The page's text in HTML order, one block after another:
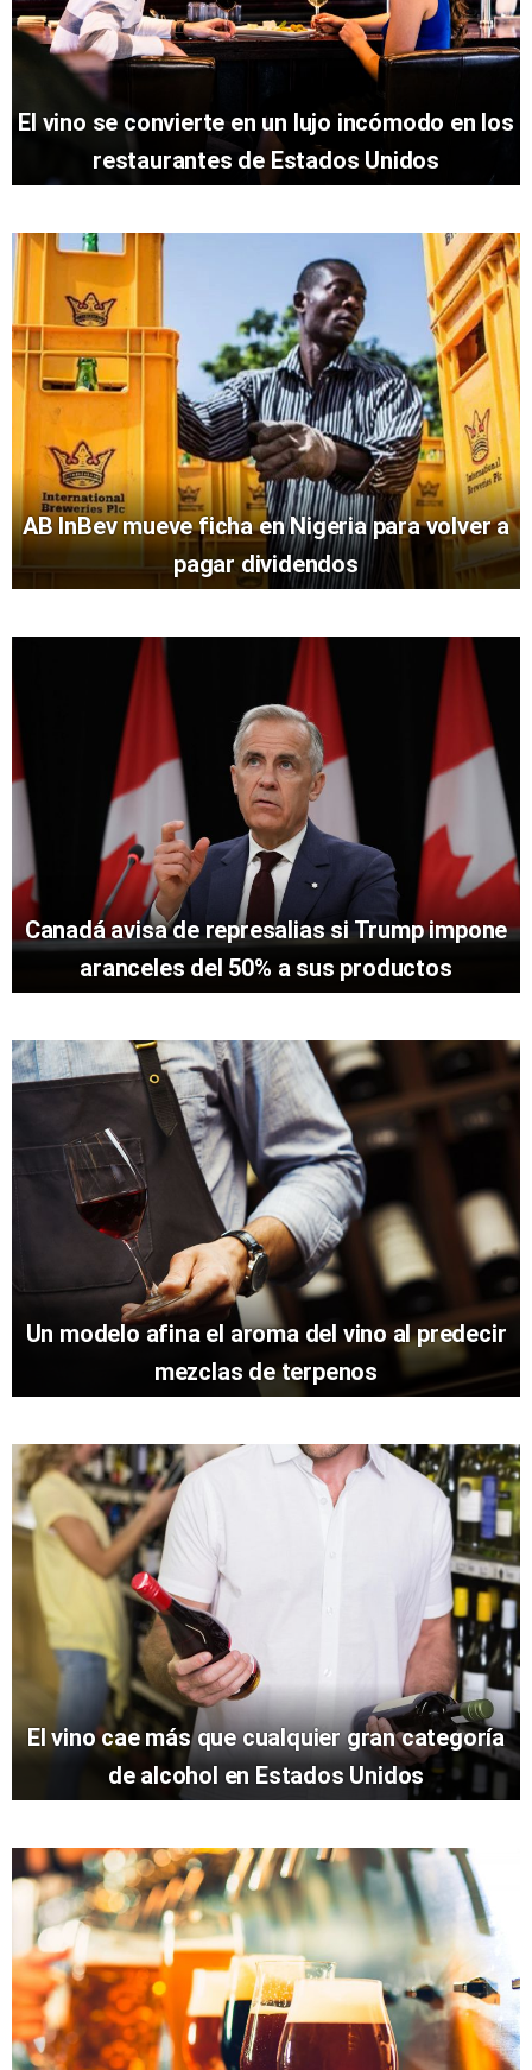
El vino se convierte en un lujo incómodo en los
restaurantes de Estados Unidos
AB InBev mueve ficha en Nigeria para volver a
pagar dividendos
Canadá avisa de represalias si Trump impone
aranceles del 50% a sus productos
Un modelo afina el aroma del vino al predecir
mezclas de terpenos
El vino cae más que cualquier gran categoría
de alcohol en Estados Unidos